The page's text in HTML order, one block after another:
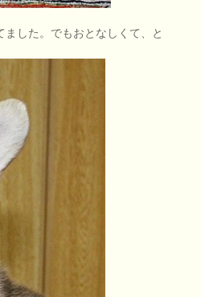
した。でもおとなしくて、と